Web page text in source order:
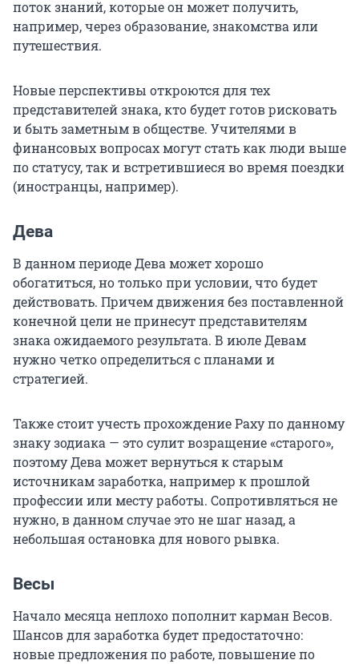
поток знаний, которые он может получить,
например, через образование, знакомства или
путешествия.
Новые перспективы откроются для тех
представителей знака, кто будет готов рисковать
и быть заметным в обществе. Учителями в
финансовых вопросах могут стать как люди выше
по статусу, так и встретившиеся во время поездки
(иностранцы, например).
Дева
В данном периоде Дева может хорошо
обогатиться, но только при условии, что будет
действовать. Причем движения без поставленной
конечной цели не принесут представителям
знака ожидаемого результата. В июле Девам
нужно четко определиться с планами и
стратегией.
Также стоит учесть прохождение Раху по данному
знаку зодиака — это сулит возращение «старого»,
поэтому Дева может вернуться к старым
источникам заработка, например к прошлой
профессии или месту работы. Сопротивляться не
нужно, в данном случае это не шаг назад, а
небольшая остановка для нового рывка.
Весы
Начало месяца неплохо пополнит карман Весов.
Шансов для заработка будет предостаточно:
новые предложения по работе, повышение по